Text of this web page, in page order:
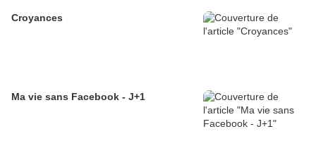
Croyances
Ma vie sans Facebook - J+1